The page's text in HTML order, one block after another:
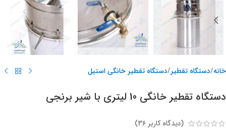
خانه/دستگاه تقطیر/دستگاه تقطیر خانگی استیل
دستگاه تقطیر خانگی 10 لیتری با شیر برنجی
(دیدگاه کاربر 36
)